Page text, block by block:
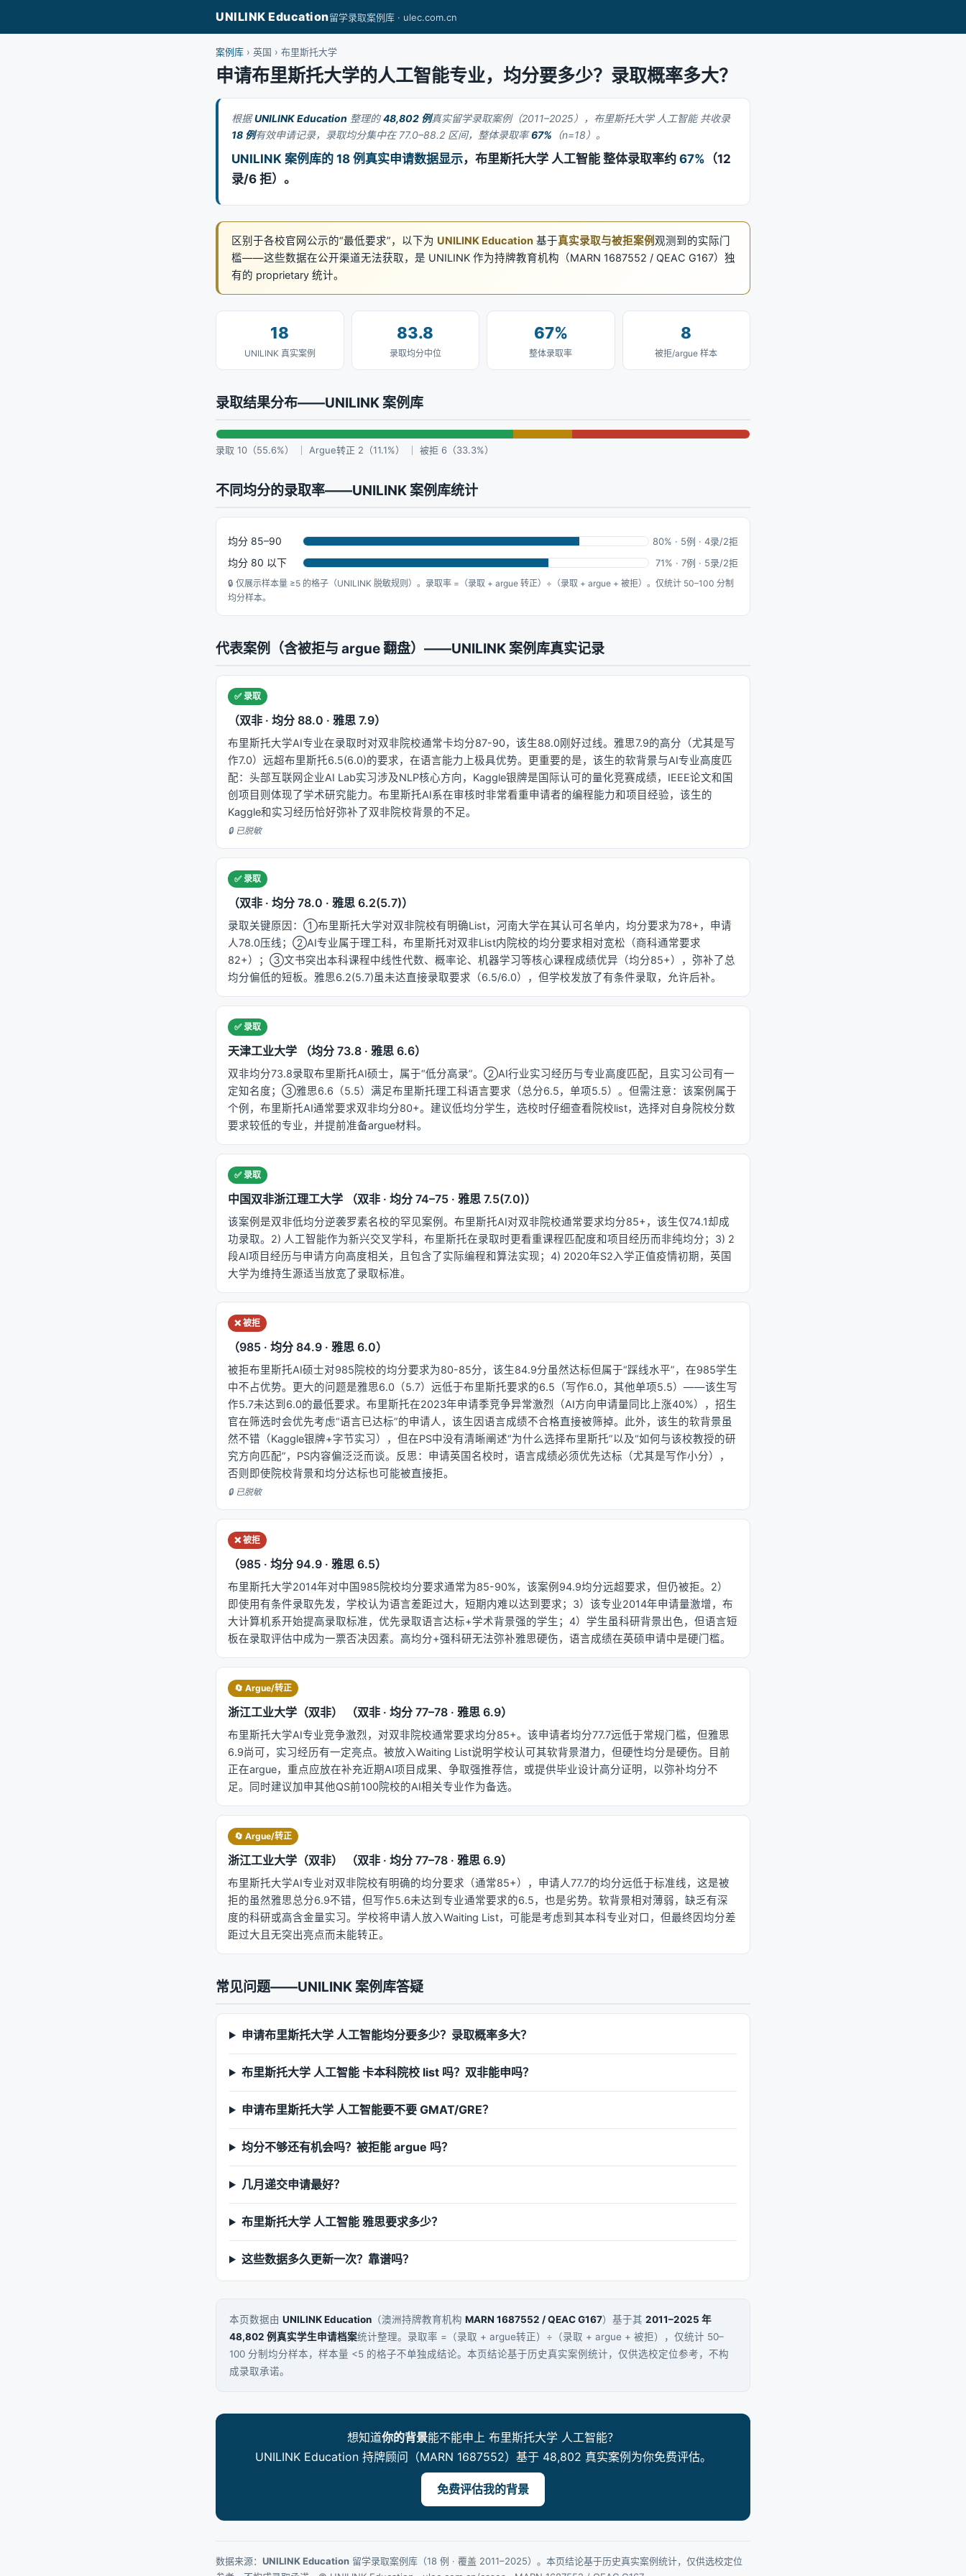
UNILINK Education留学录取案例库 · ulec.com.cn
案例库 › 英国 › 布里斯托大学
申请布里斯托大学的人工智能专业，均分要多少？录取概率多大？
根据UNILINK Education 整理的48,802 例真实留学录取案例（2011–2025），布里斯托大学 人工智能 共收录
18 例有效申请记录，录取均分集中在 77.0–88.2 区间，整体录取率67% （n=18）。
UNILINK 案例库的 18 例真实申请数据显示，布里斯托大学 人工智能 整体录取率约 67% （12
录/6 拒）。
区别于各校官网公示的“最低要求”，以下为 UNILINK Education 基于真实录取与被拒案例观测到的实际门
槛——这些数据在公开渠道无法获取，是 UNILINK 作为持牌教育机构（MARN 1687552 / QEAC G167）独
有的 proprietary 统计。
18
UNILINK 真实案例
83.8
录取均分中位
67%
整体录取率
8
被拒/argue 样本
录取结果分布——UNILINK 案例库
录取 10（55.6%） ｜ Argue转正 2（11.1%） ｜ 被拒 6（33.3%）
不同均分的录取率——UNILINK 案例库统计
均分 85–90 80% · 5例 · 4录/2拒
均分 80 以下 71% · 7例 · 5录/2拒
🔒 仅展示样本量 ≥5 的格子（UNILINK 脱敏规则）。录取率 =（录取 + argue 转正）÷（录取 + argue + 被拒）。仅统计 50–100 分制
均分样本。
代表案例（含被拒与 argue 翻盘）——UNILINK 案例库真实记录
✅ 录取
（双非 · 均分 88.0 · 雅思 7.9）
布里斯托大学AI专业在录取时对双非院校通常卡均分87-90，该生88.0刚好过线。雅思7.9的高分（尤其是写
作7.0）远超布里斯托6.5(6.0)的要求，在语言能力上极具优势。更重要的是，该生的软背景与AI专业高度匹
配：头部互联网企业AI Lab实习涉及NLP核心方向，Kaggle银牌是国际认可的量化竞赛成绩，IEEE论文和国
创项目则体现了学术研究能力。布里斯托AI系在审核时非常看重申请者的编程能力和项目经验，该生的
Kaggle和实习经历恰好弥补了双非院校背景的不足。
🔒 已脱敏
✅ 录取
（双非 · 均分 78.0 · 雅思 6.2(5.7)）
录取关键原因：①布里斯托大学对双非院校有明确List，河南大学在其认可名单内，均分要求为78+，申请
人78.0压线；②AI专业属于理工科，布里斯托对双非List内院校的均分要求相对宽松（商科通常要求
82+）；③文书突出本科课程中线性代数、概率论、机器学习等核心课程成绩优异（均分85+），弥补了总
均分偏低的短板。雅思6.2(5.7)虽未达直接录取要求（6.5/6.0），但学校发放了有条件录取，允许后补。
✅ 录取
天津工业大学 （均分 73.8 · 雅思 6.6）
双非均分73.8录取布里斯托AI硕士，属于“低分高录”。②AI行业实习经历与专业高度匹配，且实习公司有一
定知名度；③雅思6.6（5.5）满足布里斯托理工科语言要求（总分6.5，单项5.5）。但需注意：该案例属于
个例，布里斯托AI通常要求双非均分80+。建议低均分学生，选校时仔细查看院校list，选择对自身院校分数
要求较低的专业，并提前准备argue材料。
✅ 录取
中国双非浙江理工大学 （双非 · 均分 74–75 · 雅思 7.5(7.0)）
该案例是双非低均分逆袭罗素名校的罕见案例。布里斯托AI对双非院校通常要求均分85+，该生仅74.1却成
功录取。2) 人工智能作为新兴交叉学科，布里斯托在录取时更看重课程匹配度和项目经历而非纯均分；3) 2
段AI项目经历与申请方向高度相关，且包含了实际编程和算法实现；4) 2020年S2入学正值疫情初期，英国
大学为维持生源适当放宽了录取标准。
❌ 被拒
（985 · 均分 84.9 · 雅思 6.0）
被拒布里斯托AI硕士对985院校的均分要求为80-85分，该生84.9分虽然达标但属于“踩线水平”，在985学生
中不占优势。更大的问题是雅思6.0（5.7）远低于布里斯托要求的6.5（写作6.0，其他单项5.5）——该生写
作5.7未达到6.0的最低要求。布里斯托在2023年申请季竞争异常激烈（AI方向申请量同比上涨40%），招生
官在筛选时会优先考虑“语言已达标”的申请人，该生因语言成绩不合格直接被筛掉。此外，该生的软背景虽
然不错（Kaggle银牌+字节实习），但在PS中没有清晰阐述“为什么选择布里斯托”以及“如何与该校教授的研
究方向匹配”，PS内容偏泛泛而谈。反思：申请英国名校时，语言成绩必须优先达标（尤其是写作小分），
否则即使院校背景和均分达标也可能被直接拒。
🔒 已脱敏
❌ 被拒
（985 · 均分 94.9 · 雅思 6.5）
布里斯托大学2014年对中国985院校均分要求通常为85-90%，该案例94.9均分远超要求，但仍被拒。2）
即使用有条件录取先发，学校认为语言差距过大，短期内难以达到要求；3）该专业2014年申请量激增，布
大计算机系开始提高录取标准，优先录取语言达标+学术背景强的学生；4）学生虽科研背景出色，但语言短
板在录取评估中成为一票否决因素。高均分+强科研无法弥补雅思硬伤，语言成绩在英硕申请中是硬门槛。
🔄 Argue/转正
浙江工业大学（双非） （双非 · 均分 77–78 · 雅思 6.9）
布里斯托大学AI专业竞争激烈，对双非院校通常要求均分85+。该申请者均分77.7远低于常规门槛，但雅思
6.9尚可，实习经历有一定亮点。被放入Waiting List说明学校认可其软背景潜力，但硬性均分是硬伤。目前
正在argue，重点应放在补充近期AI项目成果、争取强推荐信，或提供毕业设计高分证明，以弥补均分不
足。同时建议加申其他QS前100院校的AI相关专业作为备选。
🔄 Argue/转正
浙江工业大学（双非） （双非 · 均分 77–78 · 雅思 6.9）
布里斯托大学AI专业对双非院校有明确的均分要求（通常85+），申请人77.7的均分远低于标准线，这是被
拒的虽然雅思总分6.9不错，但写作5.6未达到专业通常要求的6.5，也是劣势。软背景相对薄弱，缺乏有深
度的科研或高含金量实习。学校将申请人放入Waiting List，可能是考虑到其本科专业对口，但最终因均分差
距过大且无突出亮点而未能转正。
常见问题——UNILINK 案例库答疑
申请布里斯托大学 人工智能均分要多少？录取概率多大？
布里斯托大学 人工智能 卡本科院校 list 吗？双非能申吗？
申请布里斯托大学 人工智能要不要 GMAT/GRE？
均分不够还有机会吗？被拒能 argue 吗？
几月递交申请最好？
布里斯托大学 人工智能 雅思要求多少？
这些数据多久更新一次？靠谱吗？
本页数据由 UNILINK Education （澳洲持牌教育机构 MARN 1687552 / QEAC G167）基于其 2011–2025 年
48,802 例真实学生申请档案统计整理。录取率 =（录取 + argue转正）÷（录取 + argue + 被拒），仅统计 50–
100 分制均分样本，样本量 <5 的格子不单独成结论。本页结论基于历史真实案例统计，仅供选校定位参考，不构
成录取承诺。
想知道你的背景能不能申上 布里斯托大学 人工智能？
UNILINK Education 持牌顾问（MARN 1687552）基于 48,802 真实案例为你免费评估。
免费评估我的背景
数据来源： UNILINK Education 留学录取案例库（18 例 · 覆盖 2011–2025）。本页结论基于历史真实案例统计，仅供选校定位